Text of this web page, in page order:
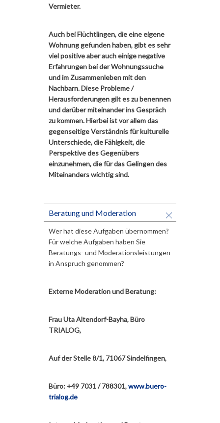
Vermieter.
Auch bei Flüchtlingen, die eine eigene
Wohnung gefunden haben, gibt es sehr
viel positive aber auch einige negative
Erfahrungen bei der Wohnungssuche
und im Zusammenleben mit den
Nachbarn. Diese Probleme /
Herausforderungen gilt es zu benennen
und darüber miteinander ins Gespräch
zu kommen. Hierbei ist vor allem das
gegenseitige Verständnis für kulturelle
Unterschiede, die Fähigkeit, die
Perspektive des Gegenübers
einzunehmen, die für das Gelingen des
Miteinanders wichtig sind.
Beratung und Moderation
Wer hat diese Aufgaben übernommen?
Für welche Aufgaben haben Sie
Beratungs- und Moderationsleistungen
in Anspruch genommen?
Externe Moderation und Beratung:
Frau Uta Altendorf-Bayha, Büro
TRIALOG,
Auf der Stelle 8/1, 71067 Sindelfingen,
Büro: +49 7031 / 788301,www.buero-
trialog.de